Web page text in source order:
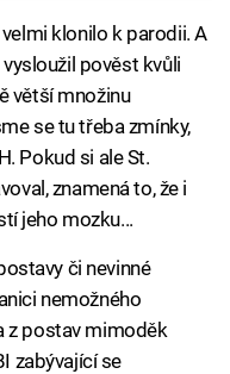
klonilo k parodii. A
pověst kvůli
větší množinu
se tu třeba zmínky,
Pokud si ale St.
znamená to, že i
jeho mozku...
či nevinné
nemožného
z postav mimoděk
zabývající se